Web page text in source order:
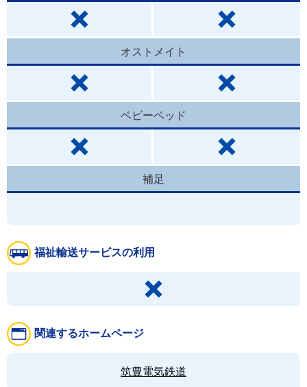
オストメイト
ベビーベッド
補足
福祉輸送サービスの利用
関連するホームページ
筑豊電気鉄道